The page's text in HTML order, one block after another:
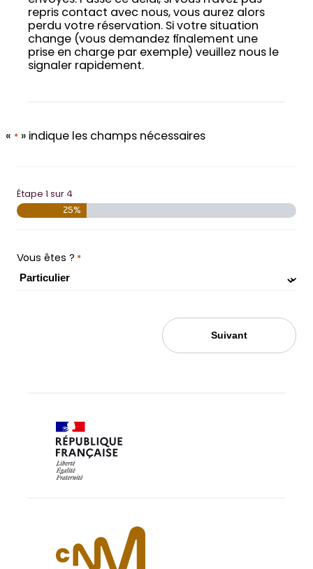
repris contact avec nous, vous aurez alors
perdu votre réservation. Si votre situation
change (vous demandez finalement une
prise en charge par exemple) veuillez nous le
signaler rapidement.
« * » indique les champs nécessaires
Étape 1 sur 4
25%
Vous êtes ? *